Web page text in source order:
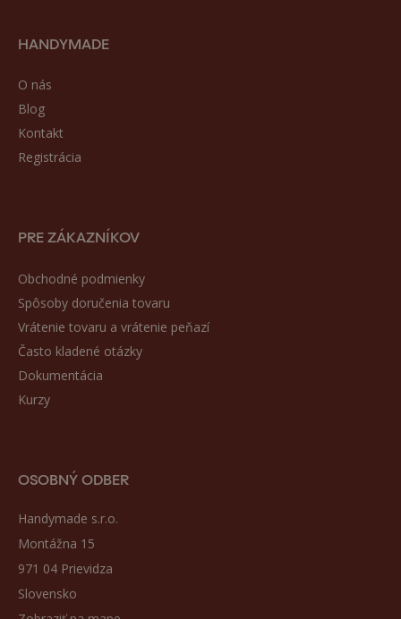
HANDYMADE
O nás
Blog
Kontakt
Registrácia
PRE ZÁKAZNÍKOV
Obchodné podmienky
Spôsoby doručenia tovaru
Vrátenie tovaru a vrátenie peňazí
Často kladené otázky
Dokumentácia
Kurzy
OSOBNÝ ODBER
Handymade s.r.o.
Montážna 15
971 04 Prievidza
Slovensko